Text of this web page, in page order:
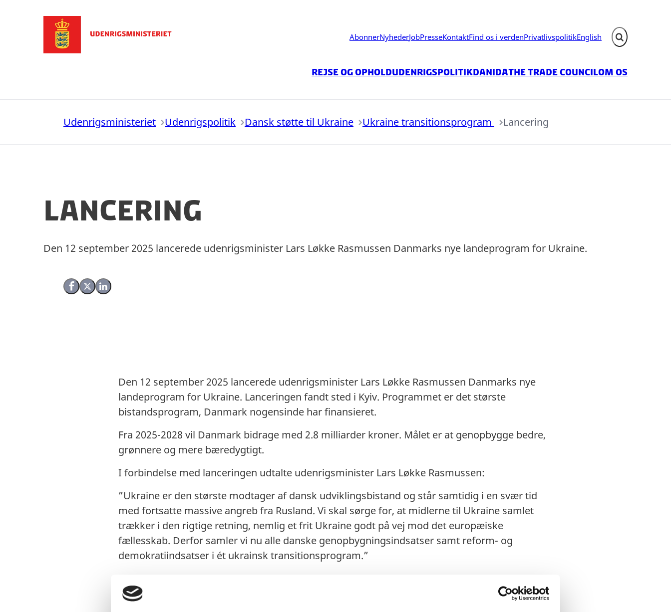
AbonnerNyhederJobPresseKontaktFind os i verdenPrivatlivspolitikEnglish Fold søgefelt ud
Rejse og opholdUdenrigspolitikDanidaThe Trade CouncilOm os
Udenrigsministeriet Udenrigspolitik Dansk støtte til Ukraine Ukraine transitionsprogram Lancering
Lancering
Del på Facebook
Del på X (Twitter)
Del på LinkedIn
Den 12 september 2025 lancerede udenrigsminister Lars Løkke Rasmussen Danmarks nye landeprogram for Ukraine.
Den 12 september 2025 lancerede udenrigsminister Lars Løkke Rasmussen Danmarks nye
landeprogram for Ukraine. Lanceringen fandt sted i Kyiv. Programmet er det største
bistandsprogram, Danmark nogensinde har finansieret.
Fra 2025-2028 vil Danmark bidrage med 2.8 milliarder kroner. Målet er at genopbygge bedre,
grønnere og mere bæredygtigt.
I forbindelse med lanceringen udtalte udenrigsminister Lars Løkke Rasmussen:
”Ukraine er den største modtager af dansk udviklingsbistand og står samtidig i en svær tid
med fortsatte massive angreb fra Rusland. Vi skal sørge for, at midlerne til Ukraine samlet
trækker i den rigtige retning, nemlig et frit Ukraine godt på vej mod det europæiske
fællesskab. Derfor samler vi nu alle danske genopbygningsindsatser samt reform- og
demokratiindsatser i ét ukrainsk transitionsprogram.”